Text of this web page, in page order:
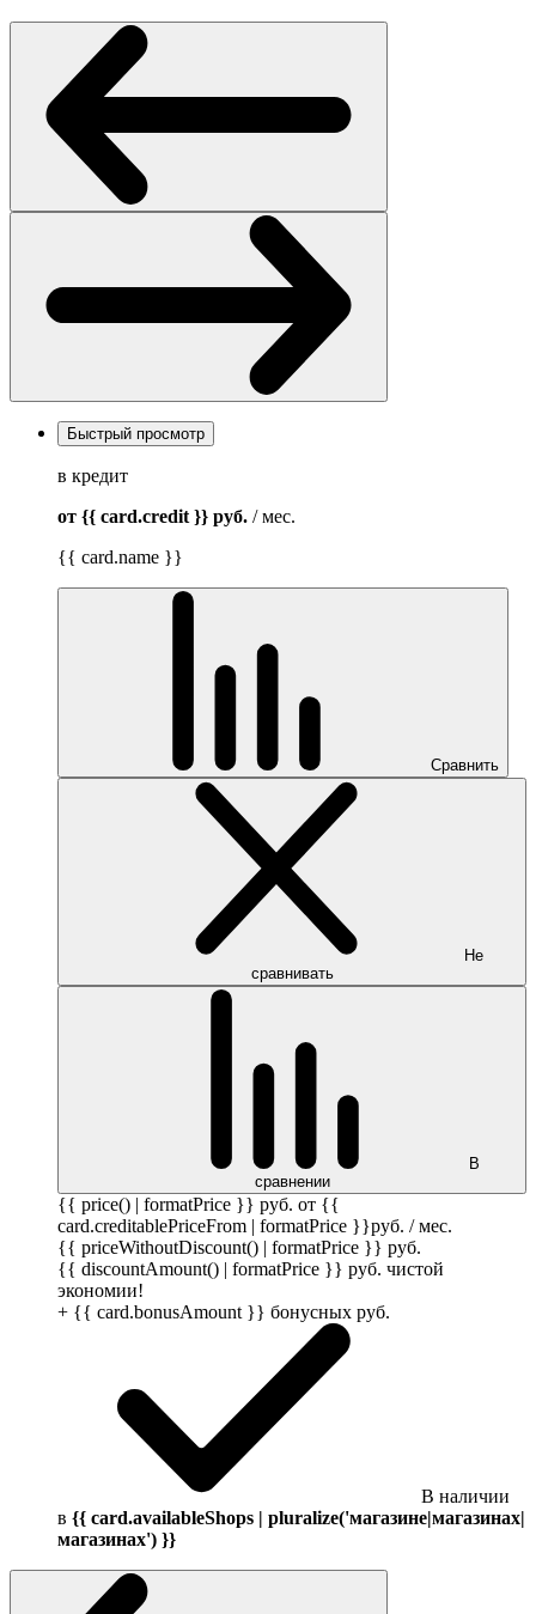
Быстрый просмотр
в кредит
от {{ card.credit }} руб. / мес.
{{ card.name }}
Сравнить
Не
сравнивать
В
сравнении
{{ price() | formatPrice }} руб. от {{
card.creditablePriceFrom | formatPrice }}руб. / мес.
{{ priceWithoutDiscount() | formatPrice }} руб.
{{ discountAmount() | formatPrice }} руб. чистой
экономии!
+ {{ card.bonusAmount }} бонусных руб.
В наличии
в {{ card.availableShops | pluralize('магазине|магазинах|
магазинах') }}